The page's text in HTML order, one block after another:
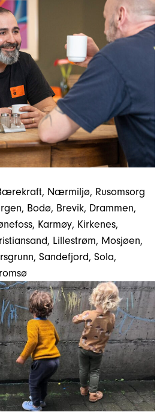
, Nærmiljø, Rusomsorg
, Bodø, Brevik, Drammen,
, Karmøy, Kirkenes,
, Lillestrøm, Mosjøen,
, Sandefjord, Sola,